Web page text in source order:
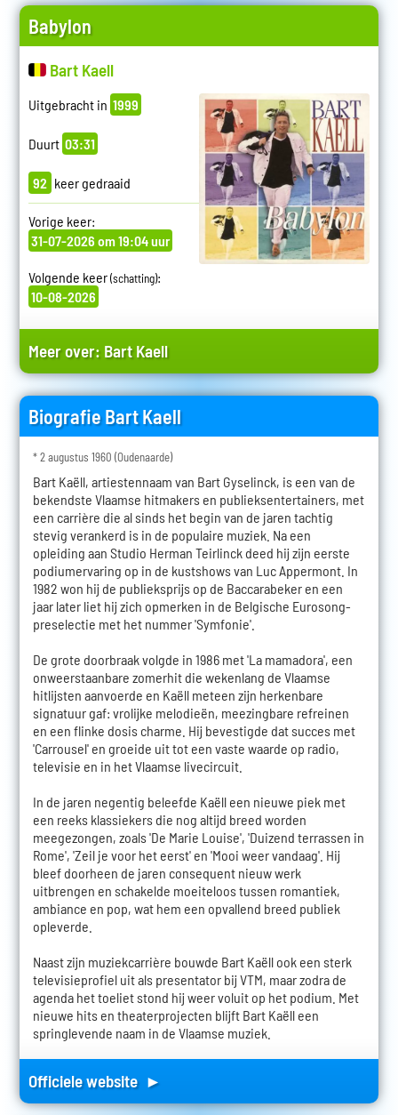
Babylon
Bart Kaell
Uitgebracht in 1999
Duurt 03:31
92 keer gedraaid
Vorige keer:
31-07-2026 om 19:04 uur
Volgende keer(schatting):
10-08-2026
Meer over: Bart Kaell
Biografie Bart Kaell
* 2 augustus 1960 (Oudenaarde)
Bart Kaëll, artiestennaam van Bart Gyselinck, is een van de
bekendste Vlaamse hitmakers en publieksentertainers, met
een carrière die al sinds het begin van de jaren tachtig
stevig verankerd is in de populaire muziek. Na een
opleiding aan Studio Herman Teirlinck deed hij zijn eerste
podiumervaring op in de kustshows van Luc Appermont. In
1982 won hij de publieksprijs op de Baccarabeker en een
jaar later liet hij zich opmerken in de Belgische Eurosong-
preselectie met het nummer 'Symfonie'.
De grote doorbraak volgde in 1986 met 'La mamadora', een
onweerstaanbare zomerhit die wekenlang de Vlaamse
hitlijsten aanvoerde en Kaëll meteen zijn herkenbare
signatuur gaf: vrolijke melodieën, meezingbare refreinen
en een flinke dosis charme. Hij bevestigde dat succes met
'Carrousel' en groeide uit tot een vaste waarde op radio,
televisie en in het Vlaamse livecircuit.
In de jaren negentig beleefde Kaëll een nieuwe piek met
een reeks klassiekers die nog altijd breed worden
meegezongen, zoals 'De Marie Louise', 'Duizend terrassen in
Rome', 'Zeil je voor het eerst' en 'Mooi weer vandaag'. Hij
bleef doorheen de jaren consequent nieuw werk
uitbrengen en schakelde moeiteloos tussen romantiek,
ambiance en pop, wat hem een opvallend breed publiek
opleverde.
Naast zijn muziekcarrière bouwde Bart Kaëll ook een sterk
televisieprofiel uit als presentator bij VTM, maar zodra de
agenda het toeliet stond hij weer voluit op het podium. Met
nieuwe hits en theaterprojecten blijft Bart Kaëll een
springlevende naam in de Vlaamse muziek.
Officiele website ►